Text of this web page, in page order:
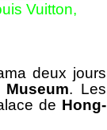
Vuitton,
deux jours
Museum. Les
de Hong-